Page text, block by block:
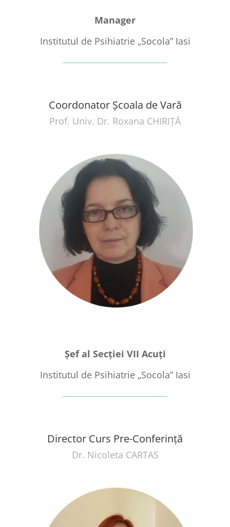
Manager
Institutul de Psihiatrie „Socola” Iasi
Coordonator Şcoala de Vară
Prof. Univ. Dr. Roxana CHIRIŢᾸ
Șef al Secției VII Acuți
Institutul de Psihiatrie „Socola” Iasi
Director Curs Pre-Conferinţă
Dr. Nicoleta CARTAS